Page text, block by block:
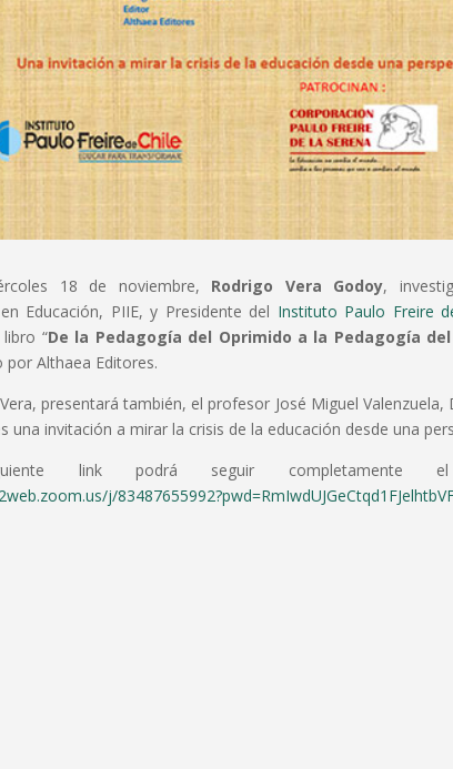
18 de noviembre, Rodrigo Vera Godoy,
Educación, PIIE, y Presidente del Instituto Paulo Freire
“De la Pedagogía del Oprimido a la Pedagogía
por Althaea Editores.
presentará también, el profesor José Miguel
una invitación a mirar la crisis de la educación desde una
link podrá seguir completamente
j/